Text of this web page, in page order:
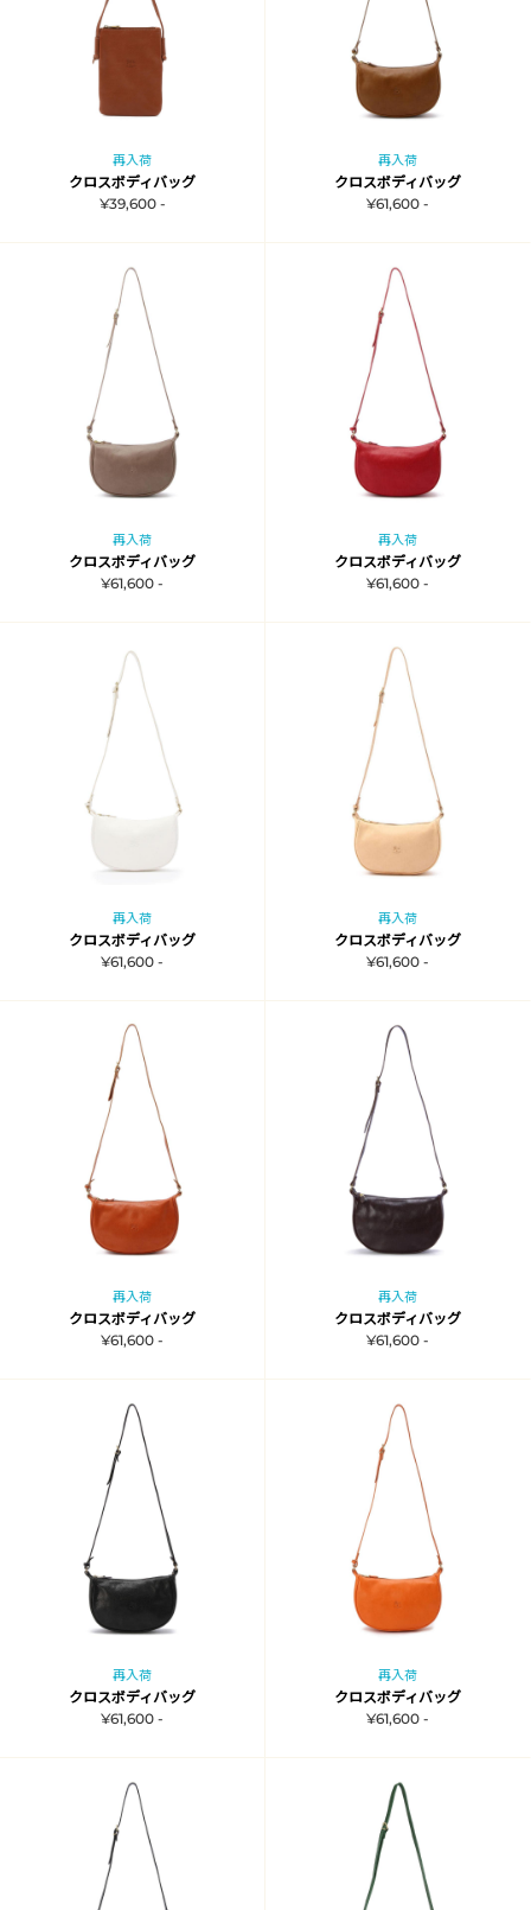
再入荷
クロスボディバッグ
¥39,600 -
再入荷
クロスボディバッグ
¥61,600 -
再入荷
クロスボディバッグ
¥61,600 -
再入荷
クロスボディバッグ
¥61,600 -
再入荷
クロスボディバッグ
¥61,600 -
再入荷
クロスボディバッグ
¥61,600 -
再入荷
クロスボディバッグ
¥61,600 -
再入荷
クロスボディバッグ
¥61,600 -
再入荷
クロスボディバッグ
¥61,600 -
再入荷
クロスボディバッグ
¥61,600 -